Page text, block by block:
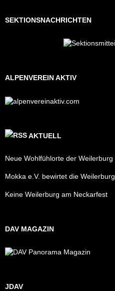
SEKTIONSNACHRICHTEN
ALPENVEREIN AKTIV
AKTUELL
Neue Wohlfühlorte der Weilerburg
Mokka e.V. bewirtet die Weilerburg
Keine Weilerburg am Neckarfest
DAV MAGAZIN
JDAV